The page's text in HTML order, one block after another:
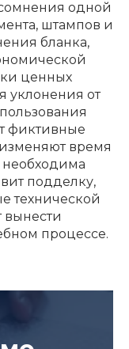
одной
штампов и
бланка,
ценных
уклонения от
фиктивные
время
необходима
подделку,
технической
вынести
процессе.